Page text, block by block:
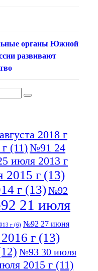
органы Южной
развивают
2018 г
(11)№91 24
июля 2013 г
2015 г (13)
г (13)№92
21 июля
г (6) №92 27 июня
г (13)
№93 30 июля
2015 г (11)